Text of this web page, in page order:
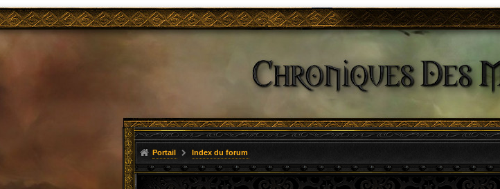
Portail Index du forum